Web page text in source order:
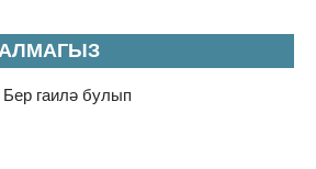
Бер гаилә булып